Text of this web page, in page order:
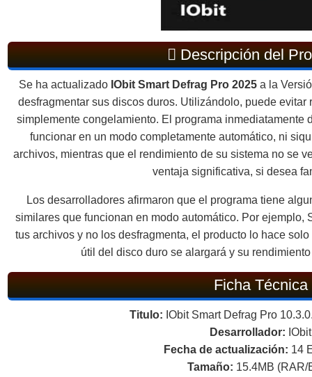
Descripción del
Se ha actualizado IObit Smart Defrag Pro 2025 a la
desfragmentar sus discos duros. Utilizándolo, puede
simplemente congelamiento. El programa inmediatamente
funcionar en un modo completamente automático, ni
archivos, mientras que el rendimiento de su sistema no se
ventaja significativa, si desea
Los desarrolladores afirmaron que el programa tiene
similares que funcionan en modo automático. Por ejemplo,
tus archivos y no los desfragmenta, el producto lo hace
útil del disco duro se alargará y su
Ficha Técnica
Titulo: IObit Smart Defrag Pro
Desarrollador: IObit
Fecha de actualización: 14
Tamaño: 15.4MB (RAR/